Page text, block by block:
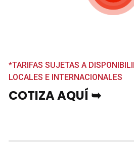
*TARIFAS SUJETAS A
LOCALES E INTERNACIONALES
COTIZA AQUÍ ➥